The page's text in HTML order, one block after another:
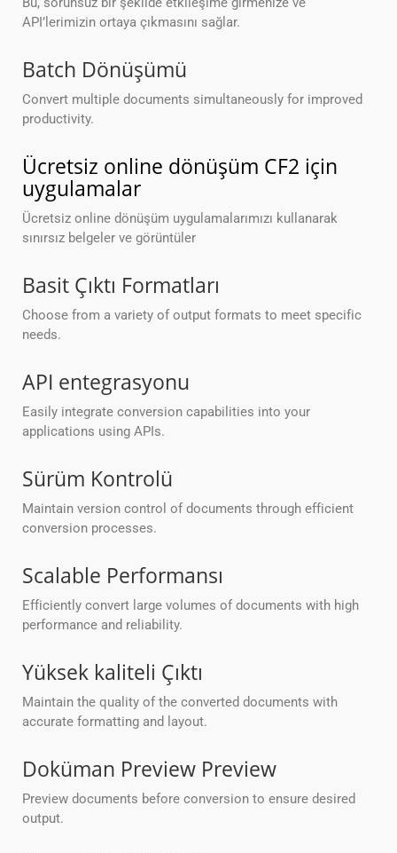
API’lerimizin ortaya çıkmasını sağlar.
Batch Dönüşümü
Convert multiple documents simultaneously for improved
productivity.
Ücretsiz online dönüşüm CF2 için
uygulamalar
Ücretsiz online dönüşüm uygulamalarımızı kullanarak
sınırsız belgeler ve görüntüler
Basit Çıktı Formatları
Choose from a variety of output formats to meet specific
needs.
API entegrasyonu
Easily integrate conversion capabilities into your
applications using APIs.
Sürüm Kontrolü
Maintain version control of documents through efficient
conversion processes.
Scalable Performansı
Efficiently convert large volumes of documents with high
performance and reliability.
Yüksek kaliteli Çıktı
Maintain the quality of the converted documents with
accurate formatting and layout.
Doküman Preview Preview
Preview documents before conversion to ensure desired
output.